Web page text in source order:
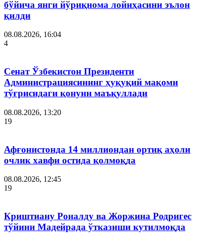
бўйича янги йўриқнома лойиҳасини эълон
қилди
08.08.2026, 16:04
4
Сенат Ўзбекистон Президенти
Администрациясининг ҳуқуқий мақоми
тўғрисидаги қонунн маъқуллади
08.08.2026, 13:20
19
Афғонистонда 14 миллиондан ортиқ аҳоли
очлик хавфи остида қолмоқда
08.08.2026, 12:45
19
Криштиану Роналду ва Жоржина Родригес
тўйини Мадейрада ўтказиши кутилмоқда